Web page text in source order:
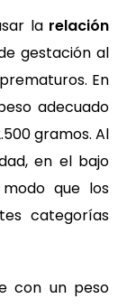
la relación
gestación al
En
adecuado
gramos. Al
en el bajo
que los
categorías
con un peso